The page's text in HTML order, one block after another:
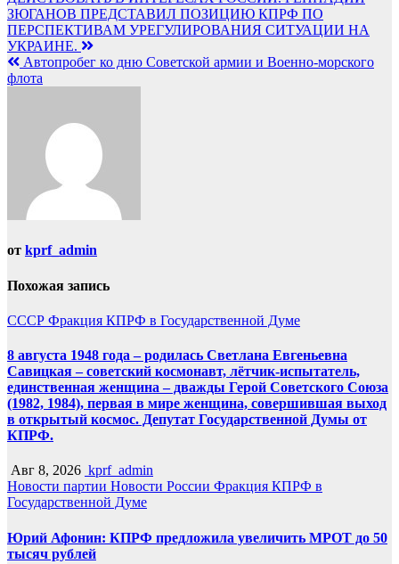
ЗЮГАНОВ ПРЕДСТАВИЛ ПОЗИЦИЮ КПРФ ПО
ПЕРСПЕКТИВАМ УРЕГУЛИРОВАНИЯ СИТУАЦИИ НА
УКРАИНЕ.
Автопробег ко дню Советской армии и Военно-морского
флота
от kprf_admin
Похожая запись
СССР Фракция КПРФ в Государственной Думе
8 августа 1948 года – родилась Светлана Евгеньевна
Савицкая – советский космонавт, лётчик-испытатель,
единственная женщина – дважды Герой Советского Союза
(1982, 1984), первая в мире женщина, совершившая выход
в открытый космос. Депутат Государственной Думы от
КПРФ.
Авг 8, 2026 kprf_admin
Новости партии Новости России Фракция КПРФ в
Государственной Думе
Юрий Афонин: КПРФ предложила увеличить МРОТ до 50
тысяч рублей